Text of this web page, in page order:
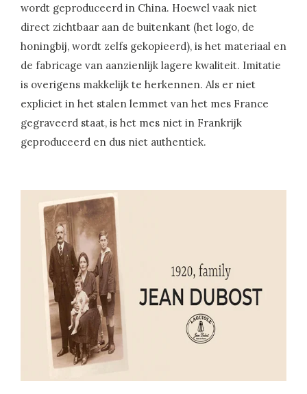
wordt geproduceerd in China. Hoewel vaak niet
direct zichtbaar aan de buitenkant (het logo, de
honingbij, wordt zelfs gekopieerd), is het materiaal en
de fabricage van aanzienlijk lagere kwaliteit. Imitatie
is overigens makkelijk te herkennen. Als er niet
expliciet in het stalen lemmet van het mes France
gegraveerd staat, is het mes niet in Frankrijk
geproduceerd en dus niet authentiek.